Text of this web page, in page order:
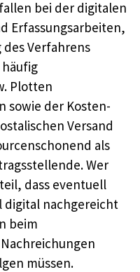
bei der digitalen
Erfassungsarbeiten,
des Verfahrens
Plotten
sowie der Kosten-
Versand
als
Wer
dass eventuell
nachgereicht
beim
müssen.